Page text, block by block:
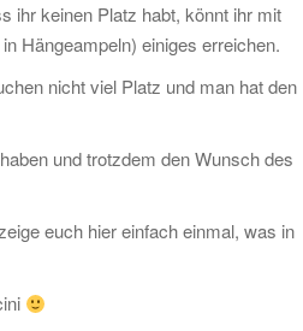
ihr keinen Platz habt, könnt ihr mit
Hängeampeln) einiges erreichen.
nicht viel Platz und man hat den
und trotzdem den Wunsch des
euch hier einfach einmal, was in